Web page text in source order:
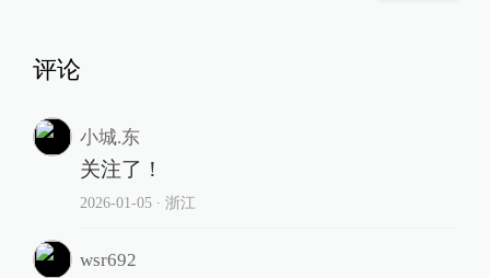
评论
小城.东
关注了！
2026-01-05∙ 浙江
wsr692